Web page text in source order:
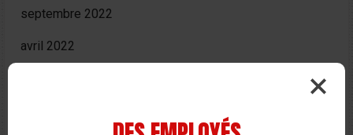
septembre 2022
avril 2022